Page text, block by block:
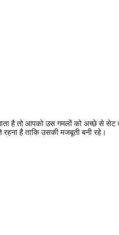
है तो आपको उस गमलों को अच्छे से
है ताकि उसकी मजबूती बनी रहे।